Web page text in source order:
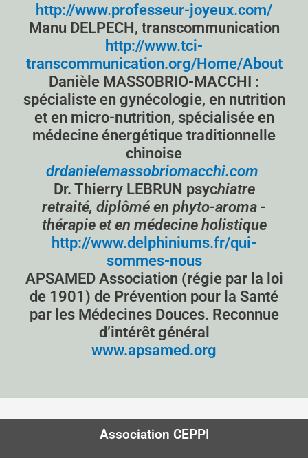
http://www.professeur-joyeux.com/
Manu DELPECH, transcommunication
http://www.tci-
transcommunication.org/Home/About
Danièle MASSOBRIO-MACCHI :
spécialiste en gynécologie, en nutrition
et en micro-nutrition, spécialisée en
médecine énergétique traditionnelle
chinoise
drdanielemassobriomacchi.com
Dr. Thierry LEBRUN psychiatre
retraité, diplômé en phyto-aroma -
thérapie et en médecine holistique
http://www.delphiniums.fr/qui-
sommes-nous
APSAMED Association (régie par la loi
de 1901) de Prévention pour la Santé
par les Médecines Douces. Reconnue
d’intérêt général
www.apsamed.org
Association CEPPI